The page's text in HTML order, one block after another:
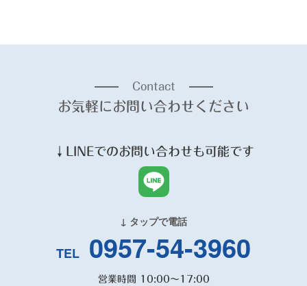
Contact
お気軽にお問い合わせください
↓ LINEでのお問い合わせも可能です
↓ タップで電話
TEL 0957-54-3960
営業時間 10:00～17:00